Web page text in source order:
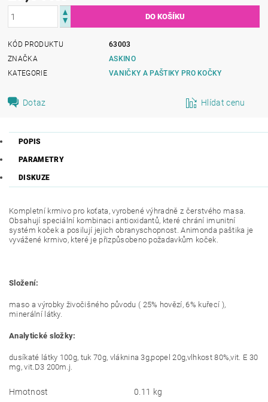
KÓD PRODUKTU
63003
ZNAČKA
ASKINO
KATEGORIE
VANIČKY A PAŠTIKY PRO KOČKY
Dotaz Hlídat cenu
POPIS
PARAMETRY
DISKUZE
Kompletní krmivo pro koťata, vyrobené výhradně z čerstvého masa.
Obsahují speciální kombinaci antioxidantů, které chrání imunitní
systém koček a posilují jejich obranyschopnost. Animonda paštika je
vyvážené krmivo, které je přizpůsobeno požadavkům koček.
Složení:
maso a výrobky živočišného původu ( 25% hovězí, 6% kuřecí ),
minerální látky.
Analytické složky:
dusíkaté látky 100g, tuk 70g, vláknina 3g,popel 20g,vlhkost 80%,vit. E 30
mg, vit.D3 200m.j.
Hmotnost 0.11 kg